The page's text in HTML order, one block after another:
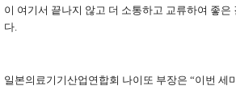
이 여기서 끝나지 않고 더 소통하고 교류하여 좋
다.
일본의료기기산업연합회 나이또 부장은 “이번 세